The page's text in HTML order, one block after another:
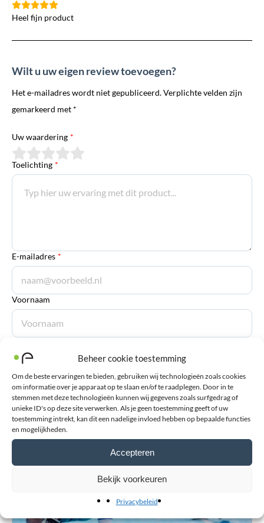
Beheer cookie toestemming
Om de beste ervaringen te bieden, gebruiken wij technologieën zoals cookies
om informatie over je apparaat op te slaan en/of te raadplegen. Door in te
stemmen met deze technologieën kunnen wij gegevens zoals surfgedrag of
unieke ID's op deze site verwerken. Als je geen toestemming geeft of uw
toestemming intrekt, kan dit een nadelige invloed hebben op bepaalde functies
en mogelijkheden.
Accepteren
Bekijk voorkeuren
Privacybeleid
Heel fijn product
Wilt u uw eigen review toevoegen?
Het e-mailadres wordt niet gepubliceerd. Verplichte velden zijn
gemarkeerd met *
Uw waardering *
Toelichting *
E-mailadres *
Voornaam
Achternaam
Verstuur review